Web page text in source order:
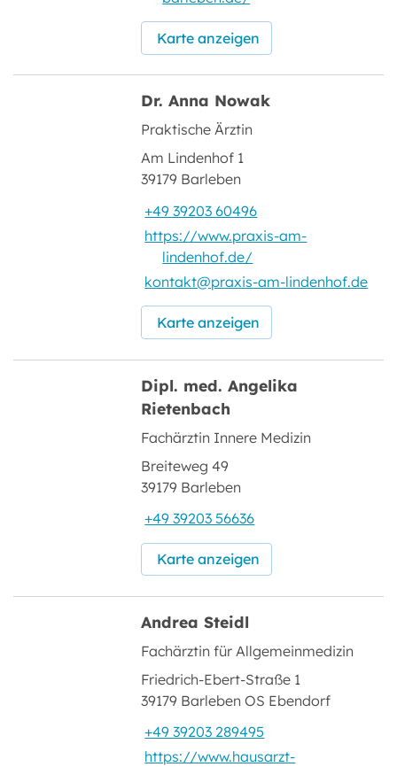
Karte anzeigen
Dr. Anna Nowak
Praktische Ärztin
Am Lindenhof 1
39179 Barleben
+49 39203 60496
https://www.praxis-am-
lindenhof.de/
kontakt@praxis-am-lindenhof.de
Karte anzeigen
Dipl. med. Angelika
Rietenbach
Fachärztin Innere Medizin
Breiteweg 49
39179 Barleben
+49 39203 56636
Karte anzeigen
Andrea Steidl
Fachärztin für Allgemeinmedizin
Friedrich-Ebert-Straße 1
39179 Barleben OS Ebendorf
+49 39203 289495
https://www.hausarzt-